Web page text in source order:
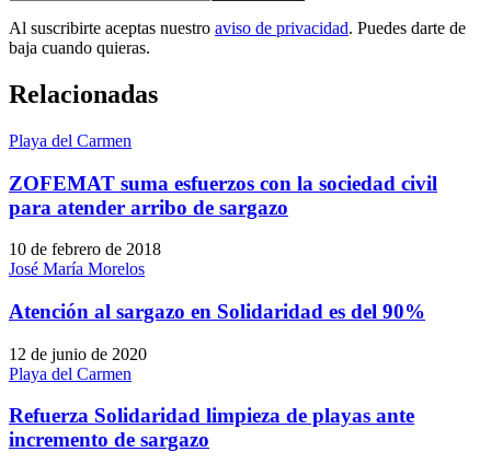
Al suscribirte aceptas nuestro aviso de privacidad. Puedes darte de
baja cuando quieras.
Relacionadas
Playa del Carmen
ZOFEMAT suma esfuerzos con la sociedad civil
para atender arribo de sargazo
10 de febrero de 2018
José María Morelos
Atención al sargazo en Solidaridad es del 90%
12 de junio de 2020
Playa del Carmen
Refuerza Solidaridad limpieza de playas ante
incremento de sargazo